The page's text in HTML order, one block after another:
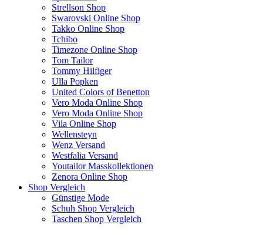
Strellson Shop
Swarovski Online Shop
Takko Online Shop
Tchibo
Timezone Online Shop
Tom Tailor
Tommy Hilfiger
Ulla Popken
United Colors of Benetton
Vero Moda Online Shop
Vero Moda Online Shop
Vila Online Shop
Wellensteyn
Wenz Versand
Westfalia Versand
Youtailor Masskollektionen
Zenora Online Shop
Shop Vergleich
Günstige Mode
Schuh Shop Vergleich
Taschen Shop Vergleich